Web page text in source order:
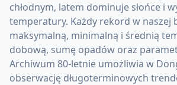
chłodnym, latem dominuje słońce i
temperatury. Każdy rekord w naszej
maksymalną, minimalną i średnią
dobową, sumę opadów oraz
Archiwum 80-letnie umożliwia w
obserwację długoterminowych